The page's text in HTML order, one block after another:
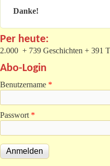
Danke!
Per heute:
2.000 + 739 Geschichten + 391
Abo-Login
Benutzername *
Passwort *